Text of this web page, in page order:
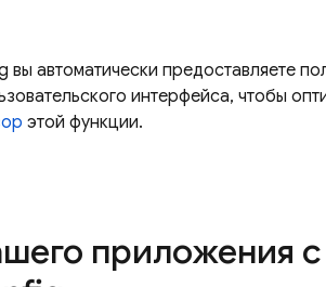
вы автоматически предоставляете
интерфейса, чтобы
этой функции.
приложения